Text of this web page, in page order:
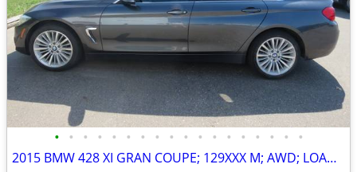
• • • • • • • • • • • • • • • • • •
2015 BMW 428 XI GRAN COUPE; 129XXX M; AWD; LOADED ! $12,000 BOOK VALUE